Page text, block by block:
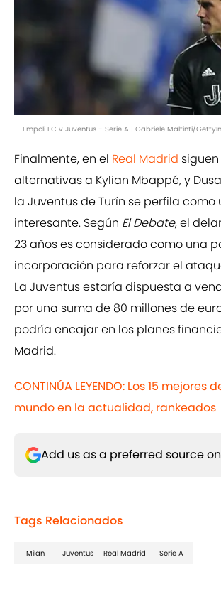
Empoli FC v Juventus - Serie A | Gabriele Maltinti/
Finalmente, en el Real Madrid
alternativas a Kylian Mbappé, y
la Juventus de Turín se perfila como
interesante. Según El Debate, el
23 años es considerado como una
incorporación para reforzar el
La Juventus estaría dispuesta a
por una suma de 80 millones de
podría encajar en los planes
Madrid.
CONTINÚA LEYENDO: Los 15 mejores
mundo en la actualidad, rankeados
Add us as a preferred source on
Tags Relacionados
Milan Juventus Real Madrid Serie A